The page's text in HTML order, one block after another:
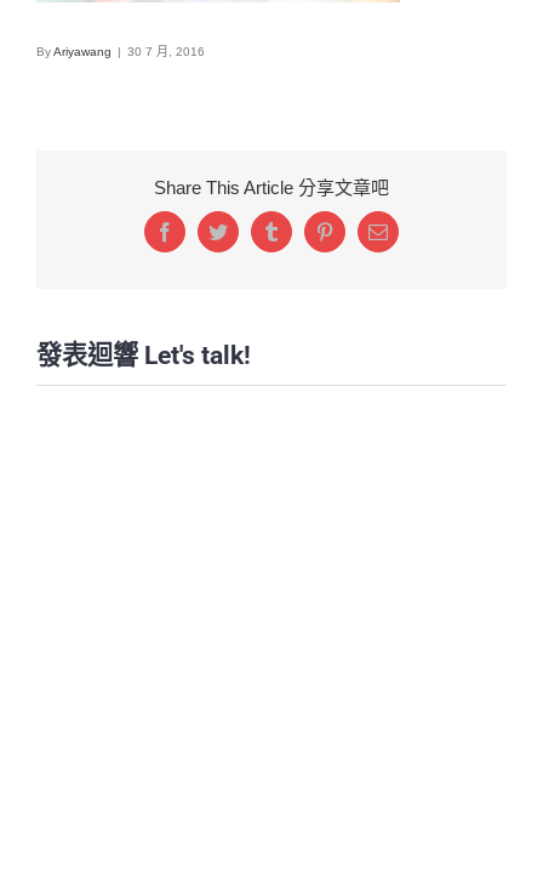
ByAriyawang | 30 7 月, 2016
Share This Article 分享文章吧
FacebookTwitterTumblrPinterestEmail:
發表迴響 Let's talk!